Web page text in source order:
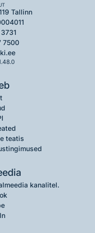
Tallinn
7500
teatis
kanalitel.